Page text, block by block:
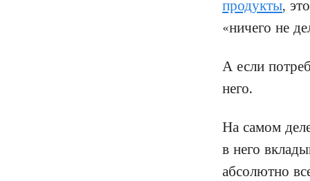
продукты,
«ничего не
А если
него.
На самом
в него
абсолютно